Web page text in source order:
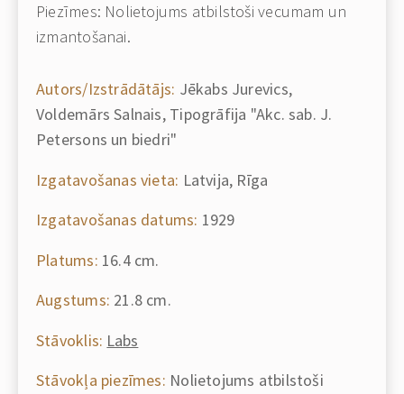
Piezīmes: Nolietojums atbilstoši vecumam un
izmantošanai.
Autors/Izstrādātājs: Jēkabs Jurevics,
Voldemārs Salnais, Tipogrāfija "Akc. sab. J.
Petersons un biedri"
Izgatavošanas vieta: Latvija, Rīga
Izgatavošanas datums: 1929
Platums: 16.4 cm.
Augstums: 21.8 cm.
Stāvoklis: Labs
Stāvokļa piezīmes: Nolietojums atbilstoši